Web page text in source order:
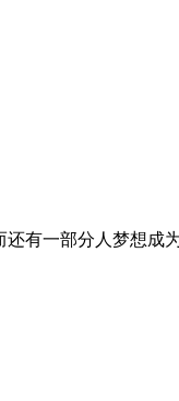
有一部分人梦想成